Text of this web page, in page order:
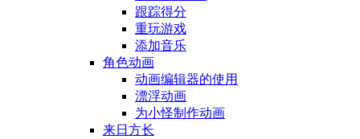
跟踪得分
重玩游戏
添加音乐
角色动画
动画编辑器的使用
漂浮动画
为小怪制作动画
来日方长